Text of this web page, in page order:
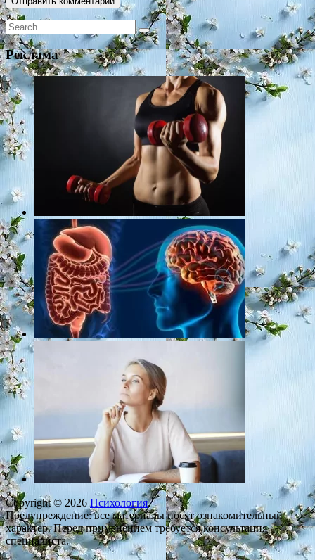
Search
for:
Реклама
Copyright © 2026 Психология.
Предупреждение: все материалы носят ознакомительный
характер. Перед применением требуется консультация
специалиста.